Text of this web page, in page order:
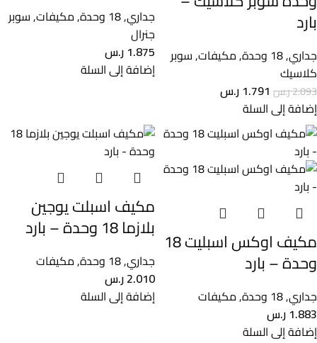
بارد
جداري,18 وحدة ,مكيفات,سوبر
كلاسيك
2.093ر.س 1.791 ر.س
إضافة إلى السلة
جداري,18 وحدة ,مكيفات,سوبر
جنرال
1.875 ر.س
إضافة إلى السلة
مكيف اوكس اسبليت 18
وحدة – بارد
جداري,18 وحدة ,مكيفات
1.883 ر.س
إضافة إلى السلة
مكيف اسبلت يوجين
بلازما 18 وحدة – بارد
جداري,18 وحدة ,مكيفات
2.010ر.س
إضافة إلى السلة